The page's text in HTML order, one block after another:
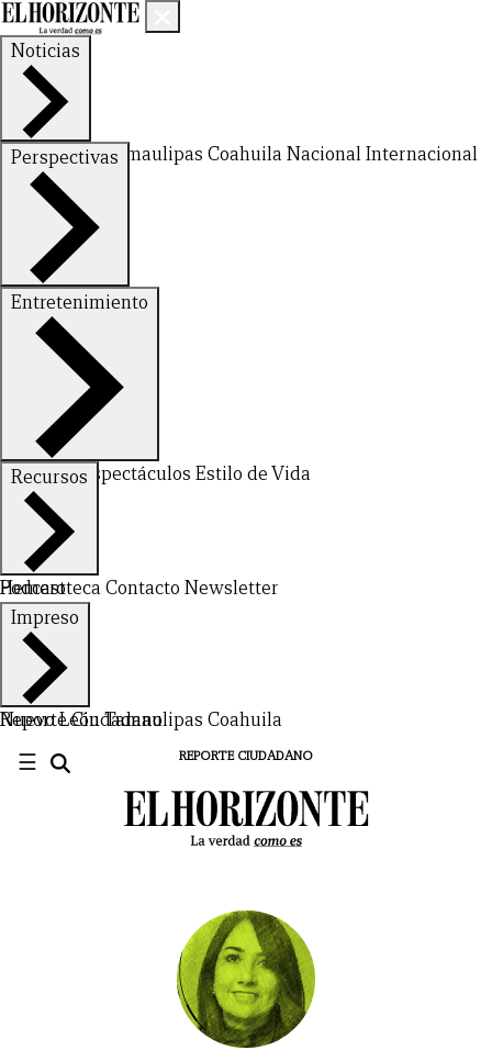
Noticias
Nuevo LeónTamaulipas Coahuila NacionalInternacional
Perspectivas
FinanzasOpinión
Entretenimiento
DeportesEspectáculos Estilo de Vida
Recursos
Hemeroteca Contacto Newsletter
Podcast
Impreso
Nuevo LeónTamaulipas Coahuila
Reporte Ciudadano
☰ REPORTE CIUDADANO